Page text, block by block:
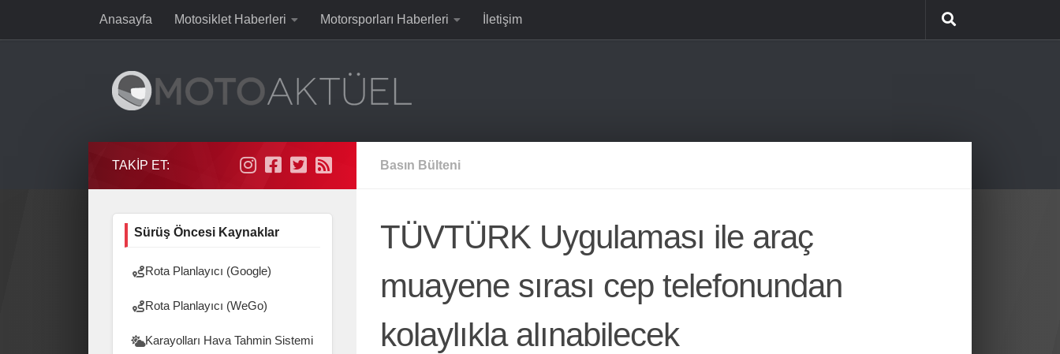
Skip to contentAnasayfa Motosiklet Haberleri Motorsporları Haberleri İletişim
Basın Bülteni
TÜVTÜRK Uygulaması ile araç
muayene sırası cep telefonundan
kolaylıkla alınabilecek
TAKIP ET:
Sürüş Öncesi Kaynaklar
Rota Planlayıcı (Google)
Rota Planlayıcı (WeGo)
Karayolları Hava Tahmin Sistemi